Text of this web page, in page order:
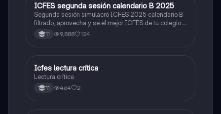
ICFES: Lectura Crítica
ICFES segunda sesión calendario B 2025
Segunda sesión simulacro ICFES 2025 calendario B
filtrado, aprovecha y se el mejor ICFES de tu colegio y
poder ingresar a universidad, y estudiar aquella
carrera con la que tanto sueñas.
11 9,888 124
Lengua Castellana
Icfes lectura crítica
Lectura crítica
11 464 2